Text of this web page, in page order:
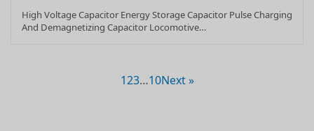
High Voltage Capacitor Energy Storage Capacitor Pulse Charging
And Demagnetizing Capacitor Locomotive…
123…10Next »